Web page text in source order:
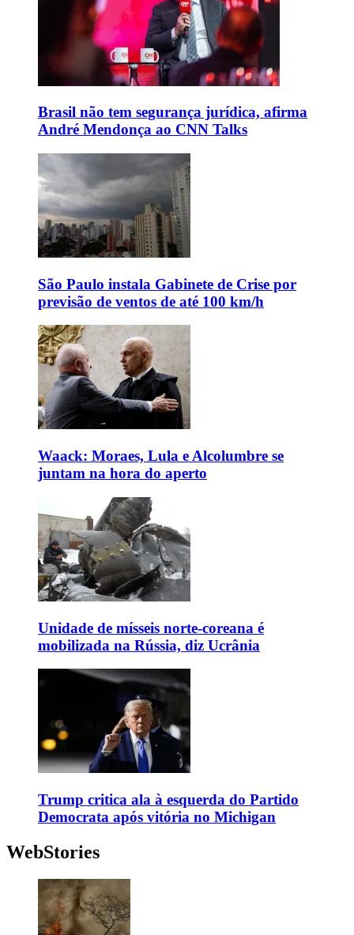
Brasil não tem segurança jurídica, afirma
André Mendonça ao CNN Talks
São Paulo instala Gabinete de Crise por
previsão de ventos de até 100 km/h
Waack: Moraes, Lula e Alcolumbre se
juntam na hora do aperto
Unidade de mísseis norte-coreana é
mobilizada na Rússia, diz Ucrânia
Trump critica ala à esquerda do Partido
Democrata após vitória no Michigan
WebStories